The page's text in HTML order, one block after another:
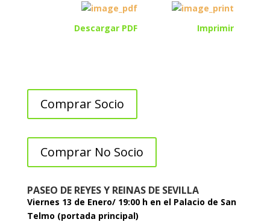
Descargar PDF Imprimir
Comprar Socio
Comprar No Socio
PASEO DE REYES Y REINAS DE SEVILLA
Viernes 13 de Enero/ 19:00 h en el Palacio de San
Telmo (portada principal)